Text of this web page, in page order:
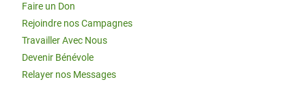
Faire un Don
Rejoindre nos Campagnes
Travailler Avec Nous
Devenir Bénévole
Relayer nos Messages